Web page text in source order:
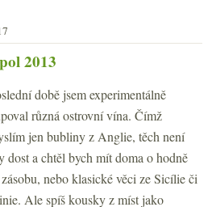
2013
době jsem experimentálně
různá ostrovní vína. Čímž
jen bubliny z Anglie, těch není
dost a chtěl bych mít doma o hodně
nebo klasické věci ze Sicílie či
Ale spíš kousky z míst jako